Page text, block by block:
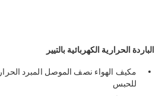
الباردة الحرارية الكهربائية بالتيير
مكيف الهواء نصف الموصل المبرد
للحبس